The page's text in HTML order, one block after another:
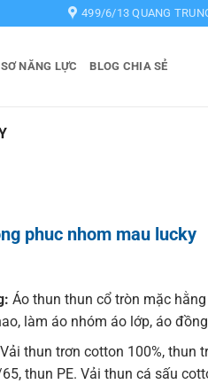
499/6/13 QUANG
NĂNG LỰC BLOG CHIA SẺ
phuc nhom mau lucky
Áo thun thun cổ tròn mặc hằng
làm áo nhóm áo lớp, áo
Vải thun trơn cotton 100%, thun
thun PE. Vải thun cá sấu